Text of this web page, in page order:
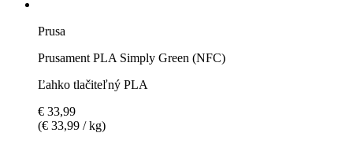
Prusa
Prusament PLA Simply Green (NFC)
Ľahko tlačiteľný PLA
€ 33,99
(€ 33,99 / kg)